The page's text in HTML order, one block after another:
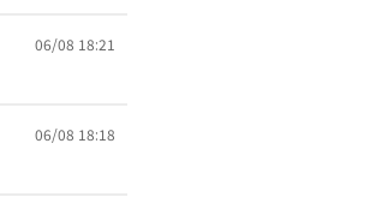
06/08 18:21
06/08 18:18